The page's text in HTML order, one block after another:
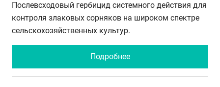
Послевсходовый гербицид системного действия для
контроля злаковых сорняков на широком спектре
сельскохозяйственных культур.
Подробнее